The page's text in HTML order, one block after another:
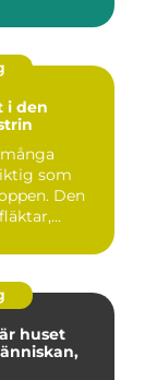
som
Den